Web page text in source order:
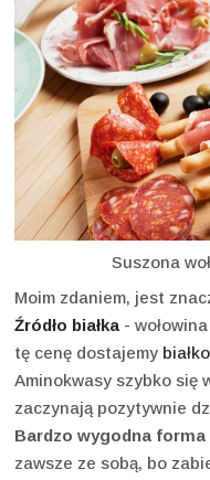
Suszona
Moim zdaniem, jest
Źródło białka -
tę cenę dostajemy
Aminokwasy szybko się
zaczynają pozytywnie
Bardzo wygodna forma
zawsze ze sobą, bo